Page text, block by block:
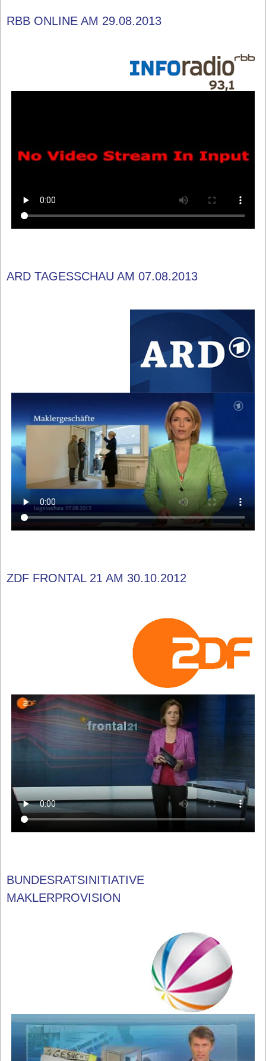
RBB ONLINE AM 29.08.2013
ARD TAGESSCHAU AM 07.08.2013
ZDF FRONTAL 21 AM 30.10.2012
BUNDESRATSINITIATIVE
MAKLERPROVISION